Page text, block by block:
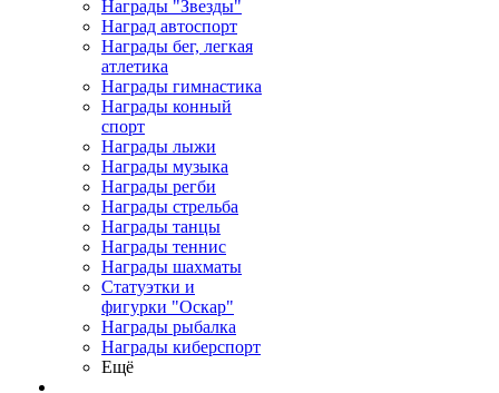
Награды "Звезды"
Наград автоспорт
Награды бег, легкая
атлетика
Награды гимнастика
Награды конный
спорт
Награды лыжи
Награды музыка
Награды регби
Награды стрельба
Награды танцы
Награды теннис
Награды шахматы
Статуэтки и
фигурки "Оскар"
Награды рыбалка
Награды киберспорт
Ещё